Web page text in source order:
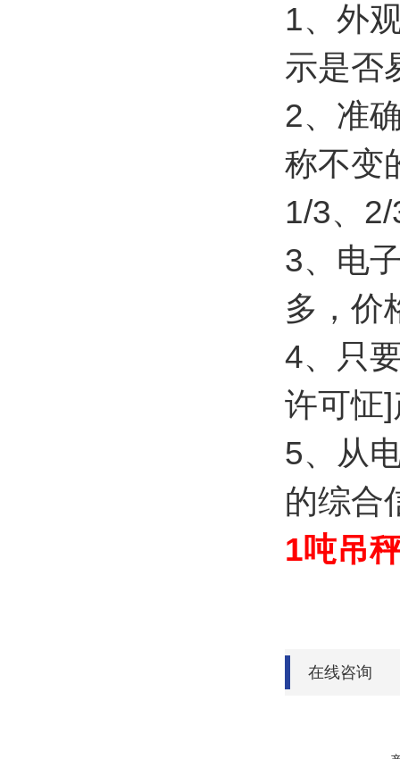
1、外
示是否
2、准
称不变
1/3、
3、电
多，价
4、只
许可怔
5、从
的综合
1吨吊
在线咨询